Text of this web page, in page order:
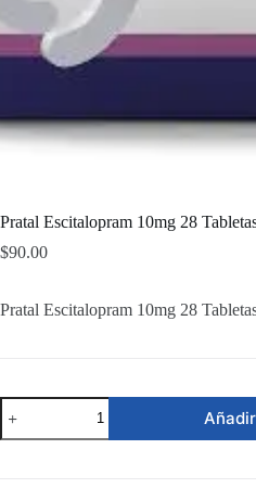
Pratal Escitalopram 10mg 28
$90.00
Pratal Escitalopram 10mg 28
Pratal
Escitalopram
10mg